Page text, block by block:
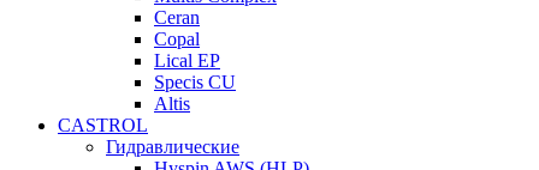
Ceran
Copal
Lical EP
Specis CU
Altis
CASTROL
Гидравлические